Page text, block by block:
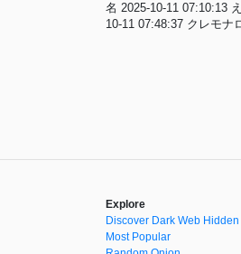
名 2025-10-11 07:10:13
10-11 07:48:37 クレモナ
Explore
Discover Dark Web Hidden
Most Popular